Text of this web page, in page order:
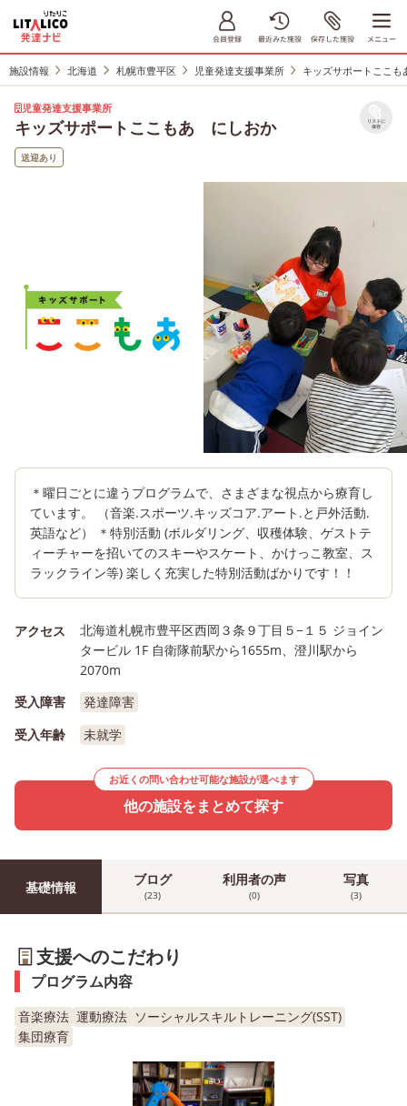
施設情報 北海道 札幌市豊平区 児童発達支援事業所 キッズサポートここ
児童発達支援事業所
キッズサポートここもあ にしおか リストに
保存
送迎あり
＊曜日ごとに違うプログラムで、さまざまな視点から療育し
ています。 （音楽.スポーツ.キッズコア.アート.と戸外活動.
英語など） ＊特別活動 (ボルダリング、収穫体験、ゲストテ
ィーチャーを招いてのスキーやスケート、かけっこ教室、ス
ラックライン等) 楽しく充実した特別活動ばかりです！！
アクセス
北海道札幌市豊平区西岡３条９丁目５−１５ ジョイン
タービル 1F 自衛隊前駅から1655m、澄川駅から
2070m
受入障害
発達障害
受入年齢
未就学
お近くの問い合わせ可能な施設が選べます
他の施設をまとめて探す
基礎情報 ブログ
(23)
利用者の声
(0)
写真
(3)
支援へのこだわり
プログラム内容
音楽療法 運動療法 ソーシャルスキルトレーニング(SST)
集団療育